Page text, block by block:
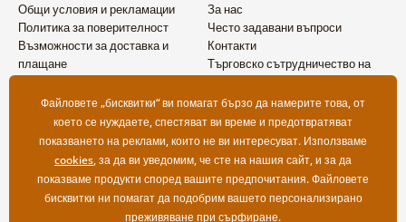
Общи условия и рекламации
Политика за поверителност
Възможности за доставка и
плащане
За нас
Често задавани въпроси
Контакти
Търговско сътрудничество на
Файловете „бисквитки“ ви помагат бързо да намерите това, от
което се нуждаете, спестяват ви време и предотвратяват
показването на реклами, които не ви интересуват. Използваме
cookies, за да ви уведомим, че сте на нашия сайт, и за да
показваме продукти според вашите предпочитания. Файловете
бисквитки ни помагат да подобрим вашето персонализирано
преживяване при сърфиране.